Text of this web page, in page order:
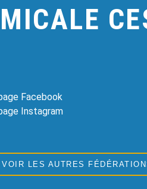
Facebook
Instagram
VOIR LES AUTRES